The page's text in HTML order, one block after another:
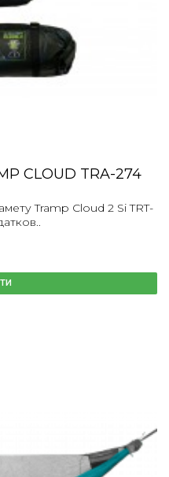
CLOUD TRA-274
Tramp Cloud 2 Si TRT-